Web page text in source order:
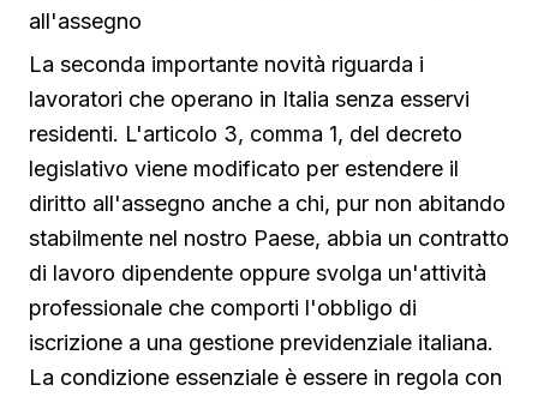
all'assegno
La seconda importante novità riguarda i
lavoratori che operano in Italia senza esservi
residenti. L'articolo 3, comma 1, del decreto
legislativo viene modificato per estendere il
diritto all'assegno anche a chi, pur non abitando
stabilmente nel nostro Paese, abbia un contratto
di lavoro dipendente oppure svolga un'attività
professionale che comporti l'obbligo di
iscrizione a una gestione previdenziale italiana.
La condizione essenziale è essere in regola con